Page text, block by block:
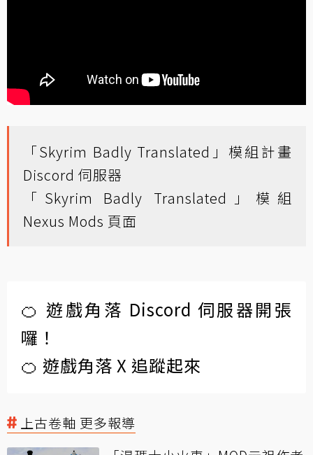
「Skyrim Badly Translated」模組計畫
Discord 伺服器
「Skyrim Badly Translated」模組
Nexus Mods 頁面
🍊 遊戲角落 Discord 伺服器開張
囉！
🍊 遊戲角落 X 追蹤起來
上古卷軸 更多報導